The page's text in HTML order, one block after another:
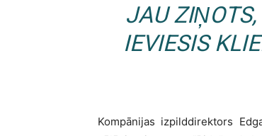
JAU ZIŅOTS,
IEVIESIS
Kompānijas izpilddirektors